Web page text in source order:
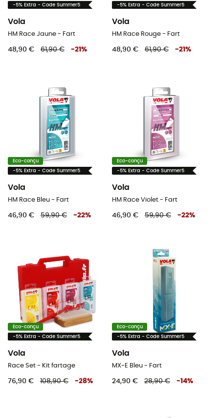
-5% Extra - Code Summer5
Vola
HM Race Jaune - Fart
48,90 € 61,90 € -21 %
-5% Extra - Code Summer5
Vola
HM Race Rouge - Fart
48,90 € 61,90 € -21 %
Eco-conçu
-5% Extra - Code Summer5
Vola
HM Race Bleu - Fart
46,90 € 59,90 € -22%
Eco-conçu
-5% Extra - Code Summer5
Vola
HM Race Violet - Fart
46,90 € 59,90 € -22%
Eco-conçu
-5% Extra - Code Summer5
Vola
Race Set - Kit fartage
76,90 € 108,90 € -28%
Eco-conçu
-5% Extra - Code Summer5
Vola
MX-E Bleu - Fart
24,90 € 28,90 € -14%